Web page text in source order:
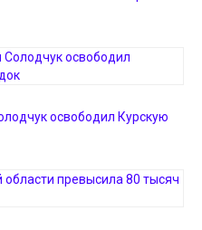
освободил Курскую